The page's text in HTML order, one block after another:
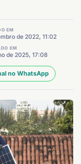
EM
de 2022, 11:02
EM
de 2025, 17:08
no WhatsApp